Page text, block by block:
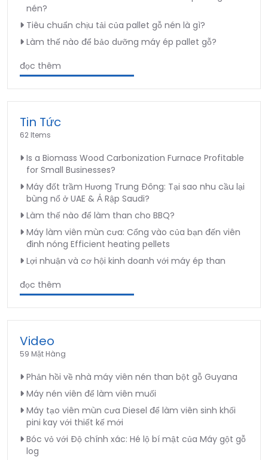
nén?
Tiêu chuẩn chịu tải của pallet gỗ nén là gì?
Làm thế nào để bảo dưỡng máy ép pallet gỗ?
đọc thêm
Tin Tức
62 Items
Is a Biomass Wood Carbonization Furnace Profitable
for Small Businesses?
Máy đốt trầm Hương Trung Đông: Tại sao nhu cầu lại
bùng nổ ở UAE & Ả Rập Saudi?
Làm thế nào để làm than cho BBQ?
Máy làm viên mùn cưa: Cổng vào của bạn đến viên
đinh nóng Efficient heating pellets
Lợi nhuận và cơ hội kinh doanh với máy ép than
đọc thêm
Video
59 Mặt Hàng
Phản hồi về nhà máy viên nén than bột gỗ Guyana
Máy nén viên để làm viên muối
Máy tạo viên mùn cưa Diesel để làm viên sinh khối
pini kay với thiết kế mới
Bóc vỏ với Độ chính xác: Hé lộ bí mật của Máy gột gỗ
log